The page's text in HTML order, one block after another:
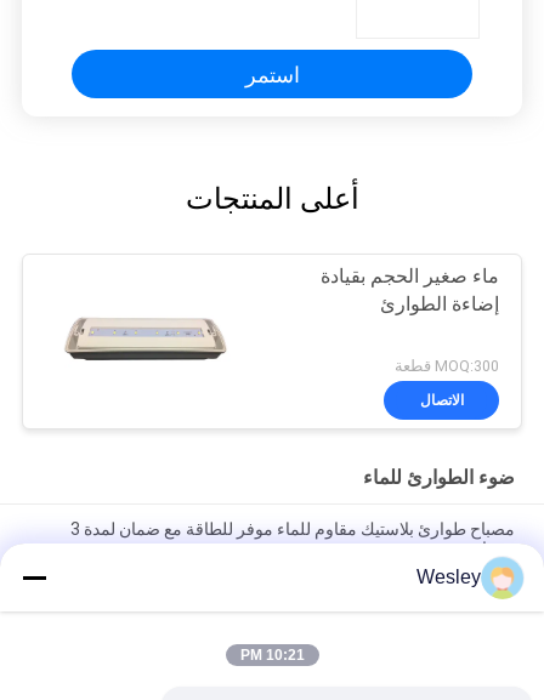
استمر
أعلى المنتجات
ماء صغير الحجم بقيادة
إضاءة الطوارئ
MOQ:300 قطعة
الاتصال
ضوء الطوارئ للماء
مصباح طوارئ بلاستيك مقاوم للماء موفر للطاقة مع ضمان لمدة 3
سنوات
سنوات وعمر افتراضي 25000 ساعة
إضاءة طوارئ LED قابلة لإعادة الشحن ببطارية مدمجة، مخصصة
Wesley
10:21 PM